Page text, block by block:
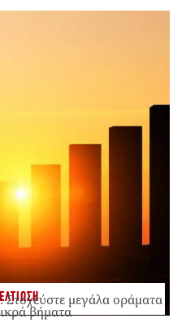
μεγάλα οράματα
βήματα